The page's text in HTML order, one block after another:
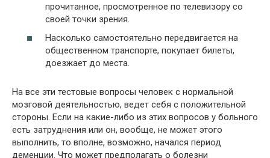
прочитанное, просмотренное по телевизору со
своей точки зрения.
Насколько самостоятельно передвигается на
общественном транспорте, покупает билеты,
доезжает до места.
На все эти тестовые вопросы человек с нормальной
мозговой деятельностью, ведет себя с положительной
стороны. Если на какие-либо из этих вопросов у больного
есть затруднения или он, вообще, не может этого
выполнить, то вполне, возможно, начался период
деменции. Что может предполагать о болезни